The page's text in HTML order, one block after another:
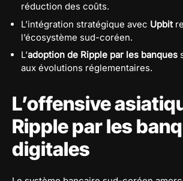
réduction des coûts.
L’intégration stratégique avec Upbit
l’écosystème sud-coréen.
L’adoption de Ripple par les banques
aux évolutions réglementaires.
L’offensive
Ripple par les
digitales